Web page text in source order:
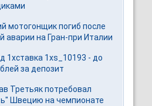
мотогонщик погиб после
аварии на Гран-при Италии
1хставка 1xs_10193 - до
за депозит
Третьяк потребовал
Швецию на чемпионате